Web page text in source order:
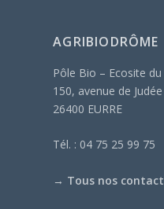
AGRIBIODRÔME
Pôle Bio – Ecosite
150, avenue de Judée
26400 EURRE
Tél. : 04 75 25 99 75
→ Tous nos